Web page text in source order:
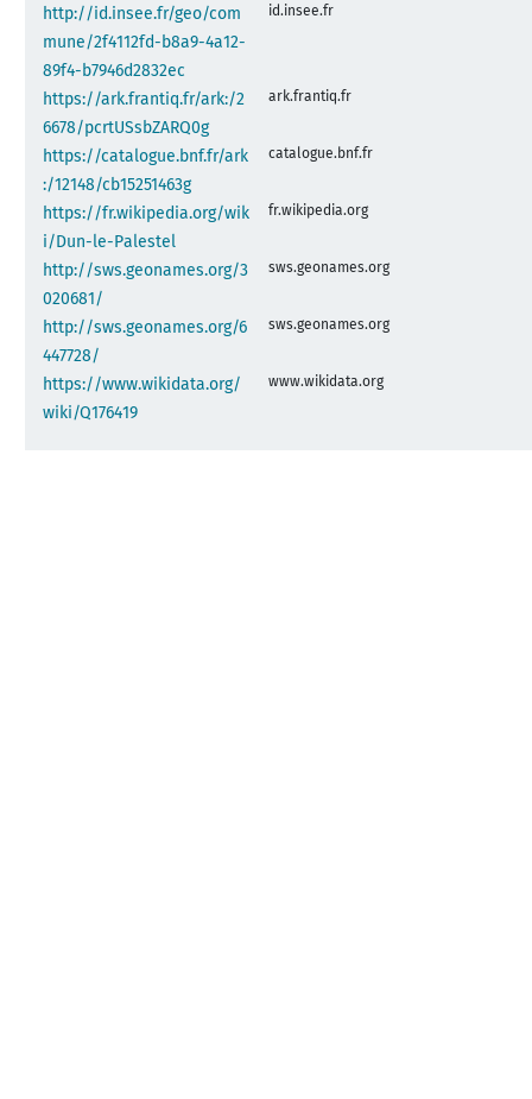
http://id.insee.fr/geo/com
mune/2f4112fd-b8a9-4a12-
89f4-b7946d2832ec
id.insee.fr
https://ark.frantiq.fr/ark:/2
6678/pcrtUSsbZARQ0g
ark.frantiq.fr
https://catalogue.bnf.fr/ark
:/12148/cb15251463g
catalogue.bnf.fr
https://fr.wikipedia.org/wik
i/Dun-le-Palestel
fr.wikipedia.org
http://sws.geonames.org/3
020681/
sws.geonames.org
http://sws.geonames.org/6
447728/
sws.geonames.org
https://www.wikidata.org/
wiki/Q176419
www.wikidata.org